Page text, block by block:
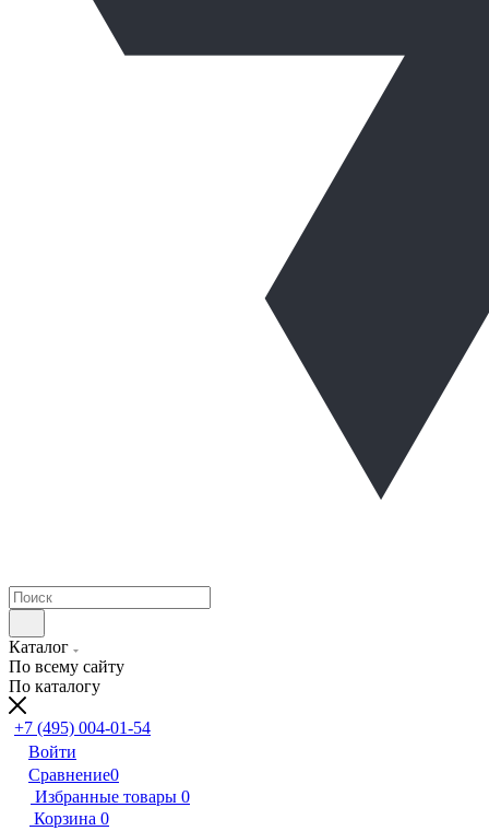
Каталог
По всему сайту
По каталогу
+7 (495) 004-01-54
Войти
Сравнение0
Избранные товары 0
Корзина 0